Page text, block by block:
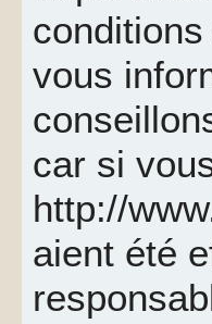
vous
car si
http://
aient été